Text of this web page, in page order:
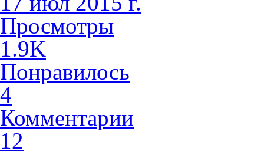
Просмотры
1.9K
Понравилось
4
Комментарии
12